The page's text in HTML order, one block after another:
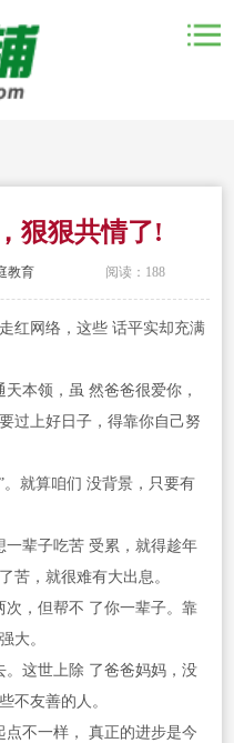
狠狠共情了!
教育 阅读：188
红网络，这些 话平实却充满
本领，虽 然爸爸很爱你，
过上好日子，得靠你自己努
就算咱们 没背景，只要有
辈子吃苦 受累，就得趁年
苦，就很难有大出息。
，但帮不 了你一辈子。靠
大。
这世上除 了爸爸妈妈，没
不友善的人。
不一样， 真正的进步是今